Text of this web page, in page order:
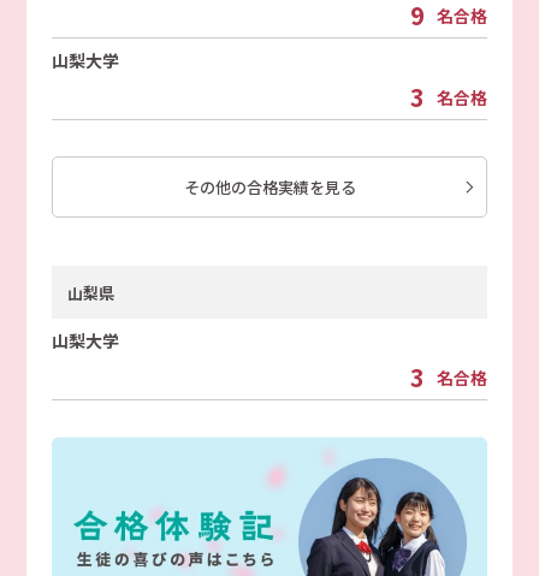
9 名合格
山梨大学
3 名合格
その他の合格実績を見る
山梨県
山梨大学
3 名合格